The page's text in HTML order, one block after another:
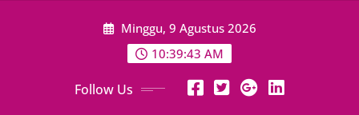
Minggu, 9 Agustus 2026
10:39:45 AM
Follow Us